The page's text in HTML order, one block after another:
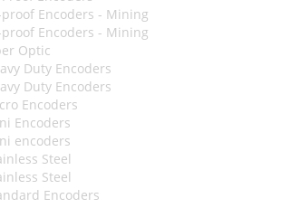
proof Encoders - Mining
proof Encoders - Mining
Optic
Duty Encoders
Duty Encoders
Encoders
Encoders
encoders
Steel
Steel
Encoders